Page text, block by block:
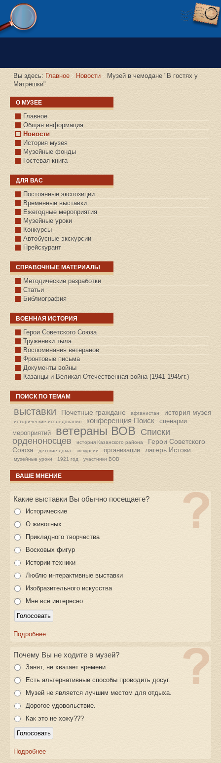
Версия сайта для слабовидящих
Вы здесь: Главное Новости
Музей в чемодане "В гостях у
Матрёшки"
О МУЗЕЕ
Главное
Общая информация
Новости
История музея
Музейные фонды
Гостевая книга
ДЛЯ ВАС
Постоянные экспозиции
Временные выставки
Ежегодные мероприятия
Музейные уроки
Конкурсы
Автобусные экскурсии
Прейскурант
СПРАВОЧНЫЕ МАТЕРИАЛЫ
Методические разработки
Статьи
Библиография
ВОЕННАЯ ИСТОРИЯ
С.КАЗАНСКОЕ
Герои Советского Союза
Труженики тыла
Воспоминания ветеранов
Фронтовые письма
Документы войны
Казанцы и Великая Отечественная война (1941-1945гг.)
ПОИСК ПО ТЕМАМ
выставки Почетные граждане афганистан история музея
исторические исследования конференция Поиск
сценарии
мероприятий
ветераны ВОВ Списки
орденоносцев
история Казанского района
Герои Советского
Союза
детские дома экскурсии организации лагерь Истоки
музейные уроки 1921 год участники ВОВ
ВАШЕ МНЕНИЕ
Какие выставки Вы обычно посещаете?
Исторические
О животных
Прикладного творчества
Восковых фигур
Истории техники
Люблю интерактивные выставки
Изобразительного искусства
Мне всё интересно
Подробнее
Почему Вы не ходите в музей?
Занят, не хватает времени.
Есть альтернативные способы проводить досуг.
Музей не является лучшим местом для отдыха.
Дорогое удовольствие.
Как это не хожу???
Подробнее